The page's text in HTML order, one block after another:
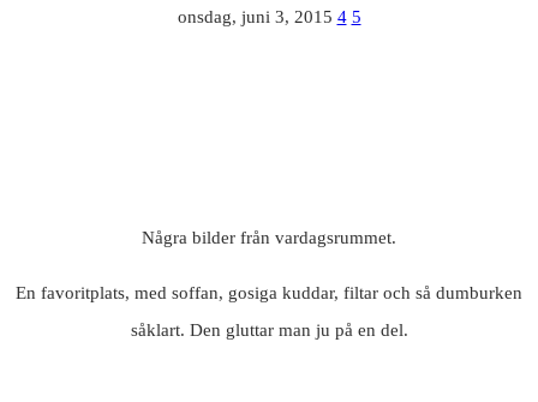
onsdag, juni 3, 2015 4 5
Några bilder från vardagsrummet.
En favoritplats, med soffan, gosiga kuddar, filtar och så dumburken
såklart. Den gluttar man ju på en del.